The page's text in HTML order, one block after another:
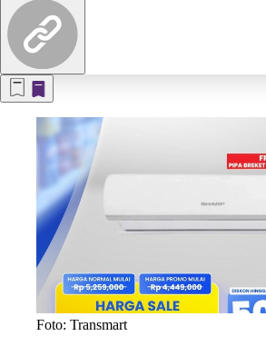
Foto: Transmart